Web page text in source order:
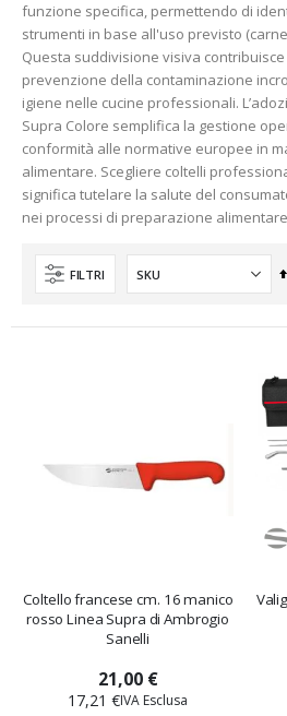
funzione specifica, permettendo di
strumenti in base all'uso previsto
Questa suddivisione visiva
prevenzione della contaminazione
igiene nelle cucine professionali.
Supra Colore semplifica la gestione
conformità alle normative europee in
alimentare. Scegliere coltelli
significa tutelare la salute del
nei processi di preparazione
FILTRI
Coltello francese cm. 16 manico
rosso Linea Supra di Ambrogio
Sanelli
21,00 €
17,21 €